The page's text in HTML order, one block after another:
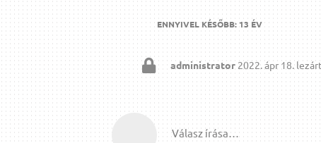
ENNYIVEL KÉSŐBB:13 ÉV
administrator 2022. ápr 18.
Válasz írása…